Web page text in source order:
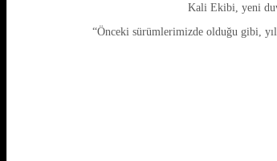
Kali Ekibi, yeni
“Önceki sürümlerimizde olduğu gibi,